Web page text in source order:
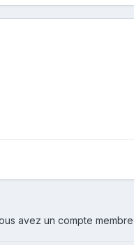
avez un compte membre,